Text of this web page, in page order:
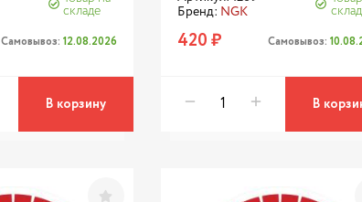
складе
Самовывоз: 12.08.2026
В корзину
Бренд: NGK
420 ₽ Самовывоз:
В